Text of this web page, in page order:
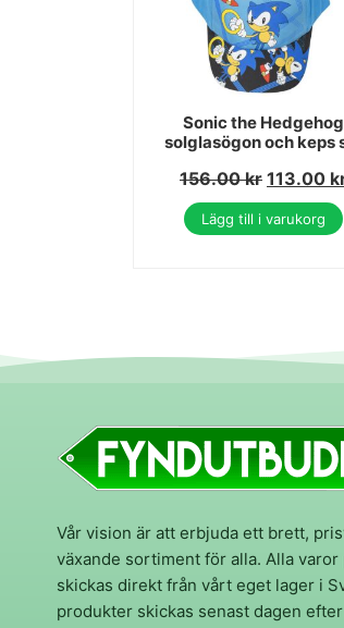
Sonic the Hedgehog
solglasögon och keps
156.00kr 113.00
Lägg till i varukorg
Vår vision är att erbjuda ett brett,
växande sortiment för alla. Alla varor
skickas direkt från vårt eget lager i
produkter skickas senast dagen